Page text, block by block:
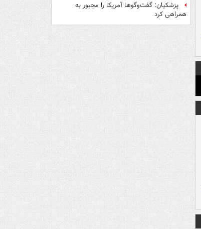
پزشکیان: گفت‌وگوها آمریکا را مجبور به
همراهی کرد